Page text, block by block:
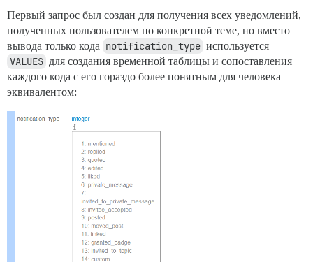
Первый запрос был создан для получения всех уведомлений,
полученных пользователем по конкретной теме, но вместо
вывода только кода notification_type используется
VALUES для создания временной таблицы и сопоставления
каждого кода с его гораздо более понятным для человека
эквивалентом: